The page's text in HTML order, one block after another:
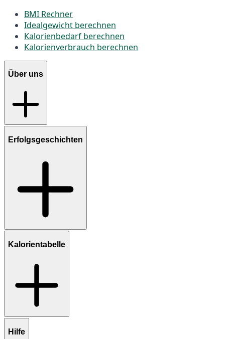
BMI Rechner
Idealgewicht berechnen
Kalorienbedarf berechnen
Kalorienverbrauch berechnen
Über uns
Erfolgsgeschichten
Kalorientabelle
Hilfe